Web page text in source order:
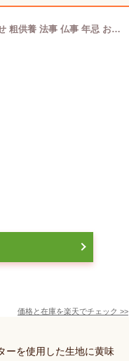
和菓子 近江商人22個入 お菓子 ギフト お取り寄せ お返し 景品 詰め合わせ 粗供養 法事 仏事 年忌 お供え 志 粗供養 菓子 お菓子 景品 老舗 新発売 滋賀県 甲賀市 水口 お土産 近江商人 食品 内祝 お祝い お礼 お返し お見舞い 大彌 即日発送
価格と在庫を楽天でチェック >>
ーを使用した生地に黄味